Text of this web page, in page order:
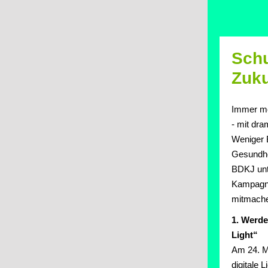
Immer
- mit
Weniger
BDKJ
1.
Light“
Am 24.
digitale